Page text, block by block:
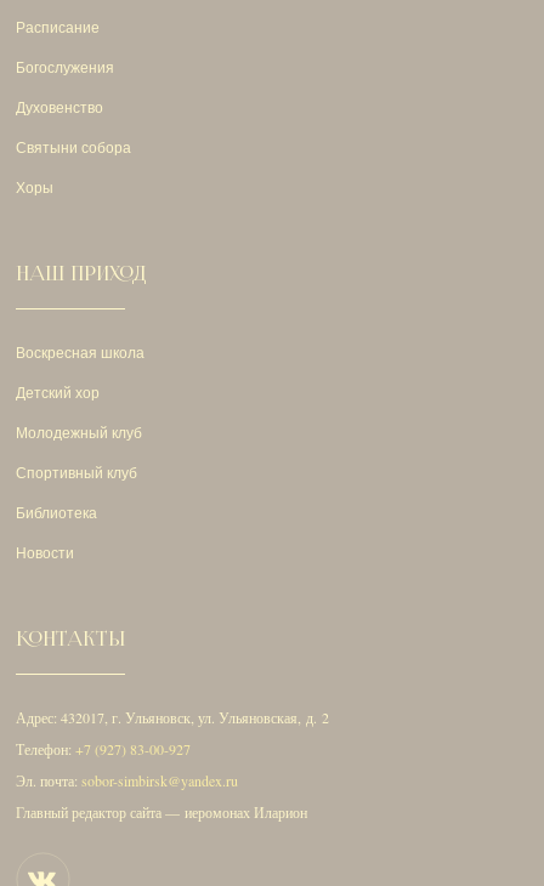
Расписание
Богослужения
Духовенство
Святыни собора
Хоры
НАШ ПРИХОД
Воскресная школа
Детский хор
Молодежный клуб
Спортивный клуб
Библиотека
Новости
КОНТАКТЫ
Адрес: 432017, г. Ульяновск, ул. Ульяновская, д. 2
Телефон:+7 (927) 83-00-927
Эл. почта: sobor-simbirsk@yandex.ru
Главный редактор сайта — иеромонах Иларион